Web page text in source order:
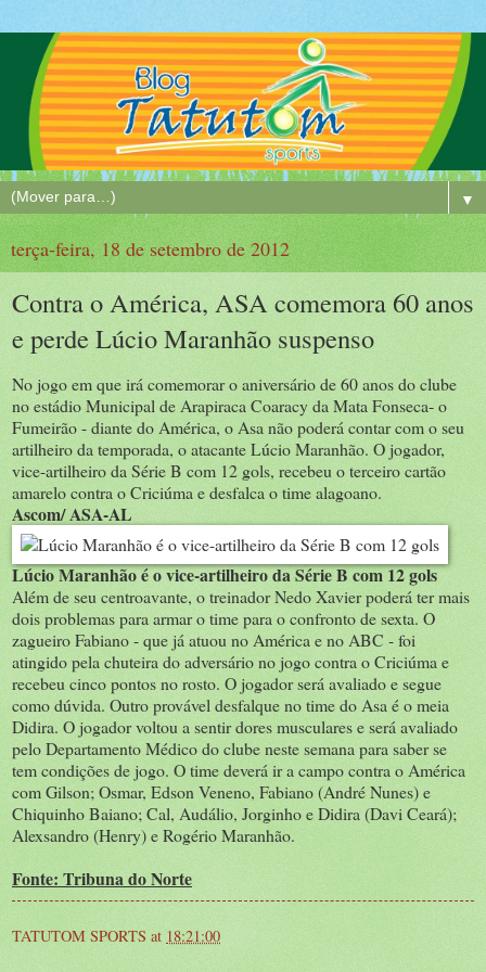
▼
terça-feira, 18 de setembro de 2012
Contra o América, ASA comemora 60 anos
e perde Lúcio Maranhão suspenso
No jogo em que irá comemorar o aniversário de 60 anos do clube
no estádio Municipal de Arapiraca Coaracy da Mata Fonseca- o
Fumeirão - diante do América, o Asa não poderá contar com o seu
artilheiro da temporada, o atacante Lúcio Maranhão. O jogador,
vice-artilheiro da Série B com 12 gols, recebeu o terceiro cartão
amarelo contra o Criciúma e desfalca o time alagoano.
Ascom/ ASA-AL
Lúcio Maranhão é o vice-artilheiro da Série B com 12 gols
Além de seu centroavante, o treinador Nedo Xavier poderá ter mais
dois problemas para armar o time para o confronto de sexta. O
zagueiro Fabiano - que já atuou no América e no ABC - foi
atingido pela chuteira do adversário no jogo contra o Criciúma e
recebeu cinco pontos no rosto. O jogador será avaliado e segue
como dúvida. Outro provável desfalque no time do Asa é o meia
Didira. O jogador voltou a sentir dores musculares e será avaliado
pelo Departamento Médico do clube neste semana para saber se
tem condições de jogo. O time deverá ir a campo contra o América
com Gilson; Osmar, Edson Veneno, Fabiano (André Nunes) e
Chiquinho Baiano; Cal, Audálio, Jorginho e Didira (Davi Ceará);
Alexsandro (Henry) e Rogério Maranhão.
Fonte: Tribuna do Norte
TATUTOM SPORTS at 18:21:00